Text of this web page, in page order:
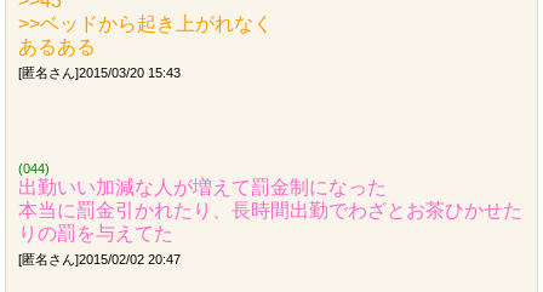
>>ベッドから起き上がれなく
あるある
[匿名さん]2015/03/20 15:43
(044)
出勤いい加減な人が増えて罰金制になった
本当に罰金引かれたり、長時間出勤でわざとお茶ひかせた
りの罰を与えてた
[匿名さん]2015/02/02 20:47